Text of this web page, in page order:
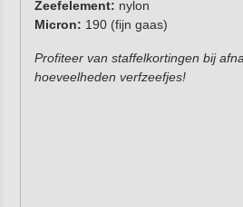
Zeefelement: nylon
Micron: 190 (fijn gaas)
Profiteer van staffelkortingen bij
hoeveelheden verfzeefjes!